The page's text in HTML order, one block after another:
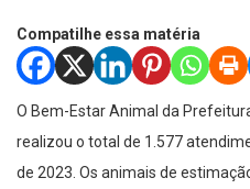
Compatilhe essa matéria
O Bem-Estar Animal da
realizou o total de 1.577
de 2023. Os animais de